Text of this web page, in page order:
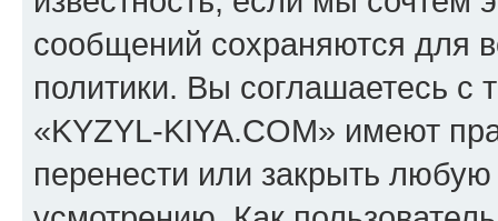
сообщений сохраняются для
политики. Вы соглашаетесь
«KYZYL-KIYA.COM» имеют
перенести или закрыть